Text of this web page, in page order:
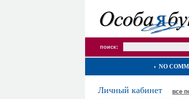
поиск:
NO
Личный кабинет все